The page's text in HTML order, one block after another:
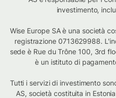
investimento,
Wise Europe SA è una società
registrazione 0713629988.
sede è Rue du Trône 100, 3rd
è un istituto di
Tutti i servizi di investimento
AS, società costituita in